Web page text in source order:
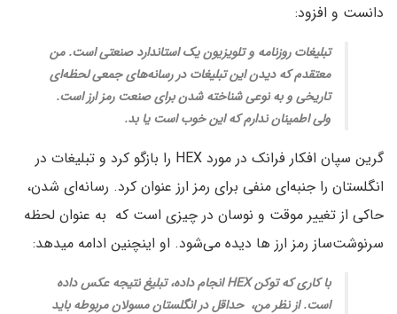
دانست و افزود:
تبلیغات روزنامه و تلویزیون یک استاندارد صنعتی است. من
معتقدم که دیدن این تبلیغات در رسانه­‌های جمعی لحظه‌­ای
تاریخی و به نوعی شناخته شدن برای صنعت رمز ارز است.
ولی اطمینان ندارم که این خوب است یا بد.
گرین سپان افکار فرانک در مورد HEX را بازگو کرد و تبلیغات در
انگلستان را جنبه‌­ای منفی برای رمز ارز عنوان کرد. رسانه­‌ای شدن،
حاکی از تغییر موقت و نوسان در چیزی است که به عنوان لحظه
سرنوشت‌ساز رمز ارز ها دیده می­‌شود. او این­چنین ادامه می­دهد:
با کاری که توکن HEX انجام داده، تبلیغ نتیجه عکس داده
است. از نظر من، حداقل در انگلستان مسولان مربوطه باید